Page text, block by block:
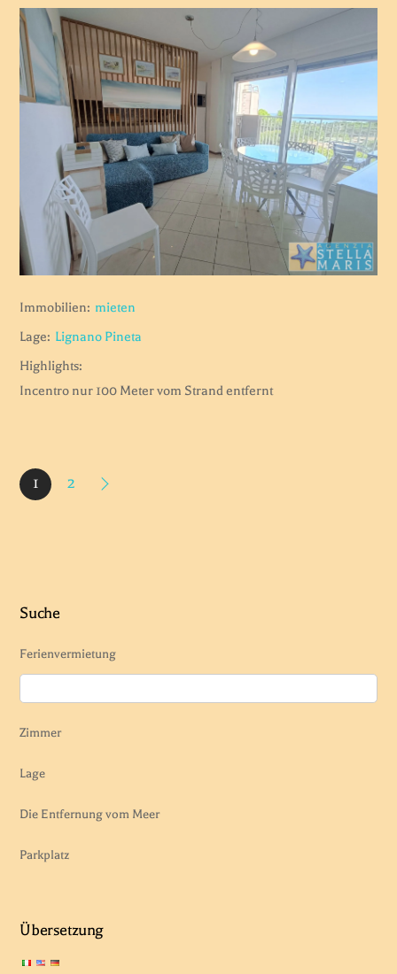
Immobilien: mieten
Lage: Lignano Pineta
Highlights:
Incentro nur 100 Meter vom Strand entfernt
1 2
Suche
Ferienvermietung
Zimmer
Lage
Die Entfernung vom Meer
Parkplatz
Übersetzung